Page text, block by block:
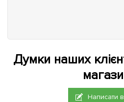
Думки наших
Написати